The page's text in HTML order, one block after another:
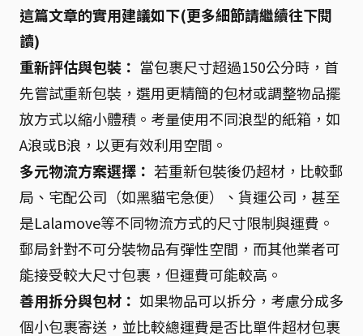
這篇文章的實用建議如下(更多細節請繼續往下閱
讀)
重新評估與包裝： 當包裹尺寸超過150公分時，首
先嘗試重新包裝，選用更精簡的包材或調整物品擺
放方式以縮小體積。考量使用不同浪型的紙箱，如
A浪或B浪，以更有效利用空間。
多元物流方案選擇： 若重新包裝後仍超材，比較郵
局、宅配公司（如黑貓宅急便）、貨運公司，甚至
是Lalamove等不同物流方式的尺寸限制與運費。
郵局針對不可分裝物品有彈性空間，而其他業者可
能接受較大尺寸包裹，但運費可能較高。
善用拆分與包材： 如果物品可以拆分，考慮分成多
個小包裹寄送，並比較總運費是否比單件超材包裹